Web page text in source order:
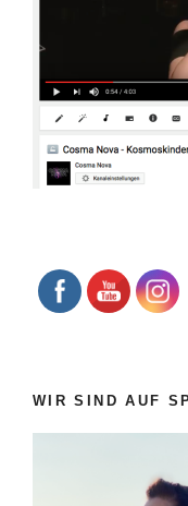
WIR SIND AUF